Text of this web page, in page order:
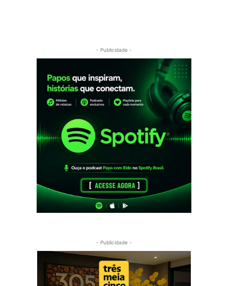
- Publicidade -
- Publicidade -